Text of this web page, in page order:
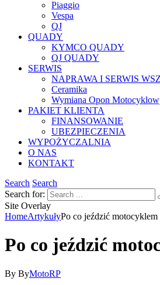
Piaggio
Vespa
QJ
QUADY
KYMCO QUADY
QJ QUADY
SERWIS
NAPRAWA I SERWIS
Ceramika
Wymiana Opon
PAKIET KLIENTA
FINANSOWANIE
UBEZPIECZENIA
WYPOŻYCZALNIA
O NAS
KONTAKT
Search Search
Search for:
Site Overlay
HomeArtykułyPo co jeździć
Po co jeździć
By ByMotoRP